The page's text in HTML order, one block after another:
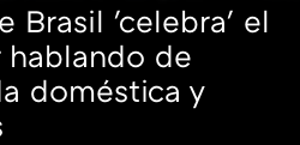
Brasil 'celebra' el
hablando de
doméstica y